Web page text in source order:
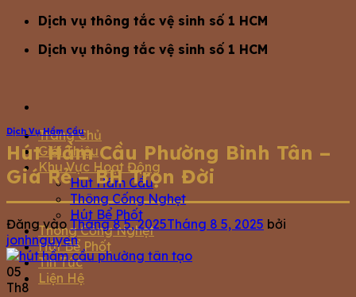
Dịch vụ thông tắc vệ sinh số 1 HCM
Dịch vụ thông tắc vệ sinh số 1 HCM
Trang Chủ
Giới Thiệu
Khu Vực Hoạt Động
Hút Hầm Cầu
Thông Cống Nghẹt
Hút Bể Phốt
Thông Cống Nghẹt
Hút Bể Phốt
Tin Tức
Liện Hệ
Dịch Vụ Hầm Cầu
Hút Hầm Cầu Phường Bình Tân –
Giá Rẻ – BH Trọn Đời
Đăng vào Tháng 8 5, 2025Tháng 8 5, 2025 bởi
jonhnguyen
05
Th8